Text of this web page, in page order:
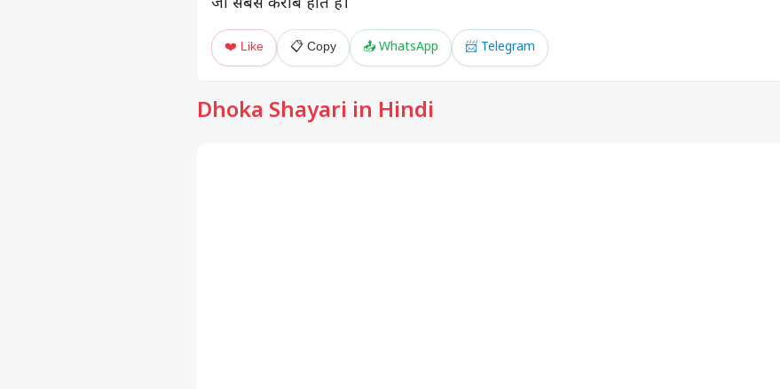
❤️ Like 📋 Copy 📤 WhatsApp 📨 Telegram
Dhoka Shayari in Hindi